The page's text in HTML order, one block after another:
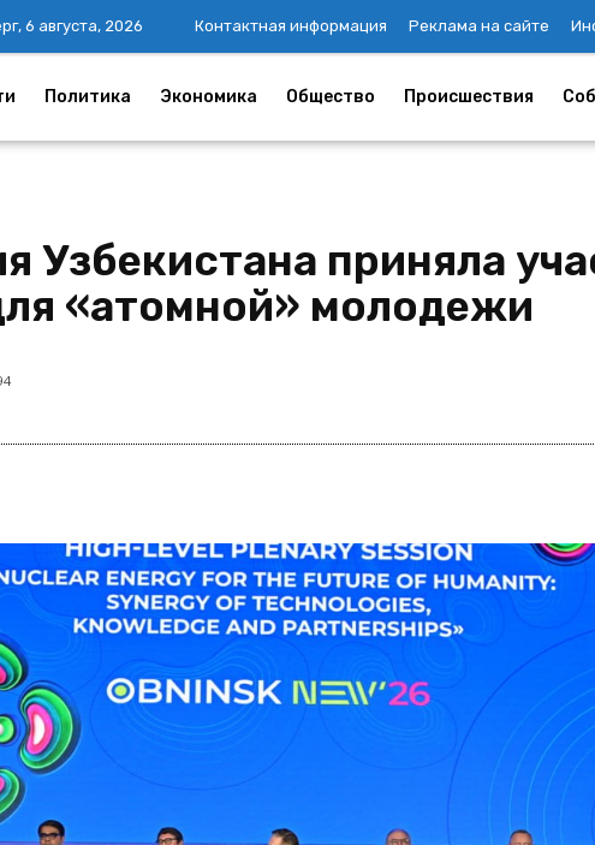
6 августа, 2026 Контактная информация Реклама на сайте
Политика Экономика Общество Происшествия
Узбекистана приняла
«атомной» молодежи